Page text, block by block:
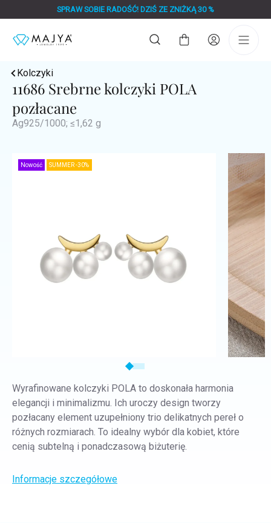
do
SPRAW SOBIE RADOŚĆ! DZIŚ ZE ZNIŻKĄ 30 %
Koszyk
Kolczyki
11686 Srebrne kolczyki POLA
pozłacane
Ag925/1000; ≤1,62 g
Nowość SUMMER -30%
Wyrafinowane kolczyki POLA to doskonała harmonia
elegancji i minimalizmu. Ich uroczy design tworzy
pozłacany element uzupełniony trio delikatnych pereł o
różnych rozmiarach. To idealny wybór dla kobiet, które
cenią subtelną i ponadczasową biżuterię.
Informacje szczegółowe